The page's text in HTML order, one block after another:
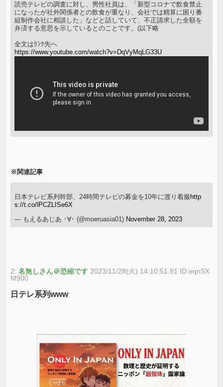
読売テレビの調査に対し、男性社員は、「新型コロナで飲食禁止
になったが社外関係者との飲食が重なり、会社では精算に困り番
組制作会社に相談した」などと話していて、不正請求した全額を
弁済する意思を示しているとのことです。(以下略
全文はﾘﾝｸ先へ
https://www.youtube.com/watch?v=DqVyMqLG33U
※関連記事
日本テレビ系列幹部、24時間テレビの募金を10年に渡り着服 http
s://t.co/lPCZLISe6X
— もえるあじあ ･∀･ (@moeruasia01) November 28, 2023
2:名無しさん＠恐縮です 2023/11/28(火) 14:10:51.81 ID:eqnSX
M900
日テレ系列www